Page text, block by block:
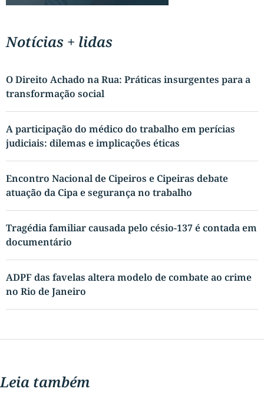
Notícias + lidas
O Direito Achado na Rua: Práticas insurgentes para a
transformação social
A participação do médico do trabalho em perícias
judiciais: dilemas e implicações éticas
Encontro Nacional de Cipeiros e Cipeiras debate
atuação da Cipa e segurança no trabalho
Tragédia familiar causada pelo césio-137 é contada em
documentário
ADPF das favelas altera modelo de combate ao crime
no Rio de Janeiro
Leia também